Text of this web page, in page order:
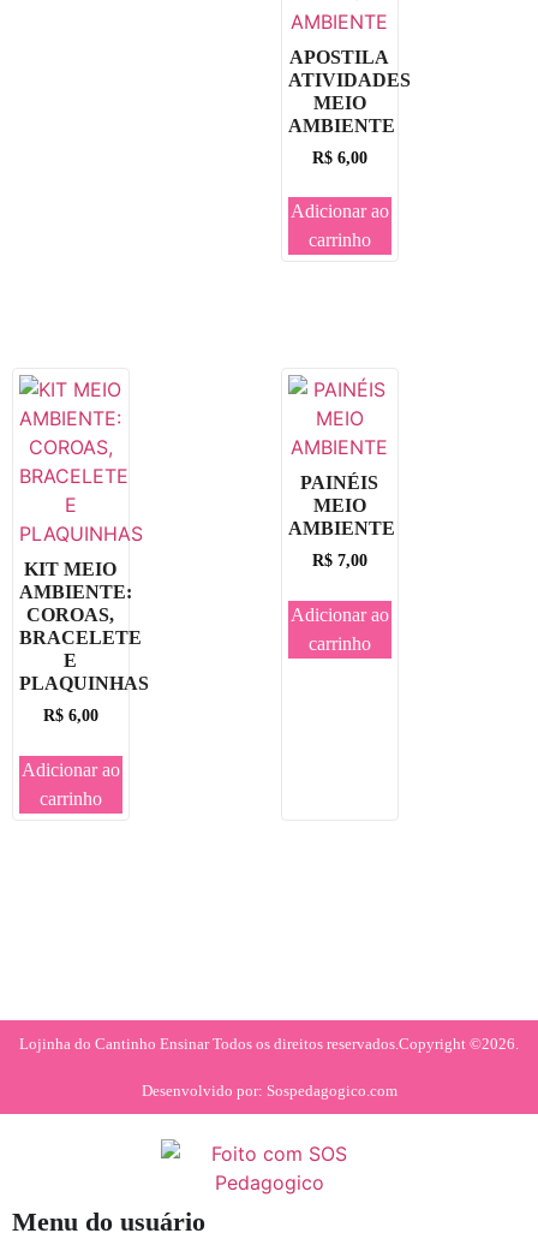
APOSTILA
ATIVIDADES
MEIO
AMBIENTE
R$6,00
Adicionar ao
carrinho
KIT MEIO
AMBIENTE:
COROAS,
BRACELETE
E
PLAQUINHAS
R$6,00
Adicionar ao
carrinho
PAINÉIS
MEIO
AMBIENTE
R$7,00
Adicionar ao
carrinho
Lojinha do Cantinho Ensinar Todos os direitos reservados. Copyright ©2026.
Desenvolvido por: Sospedagogico.com
Menu do usuário